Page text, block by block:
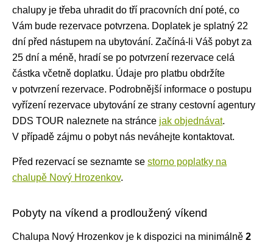
chalupy je třeba uhradit do tří pracovních dní poté, co
Vám bude rezervace potvrzena. Doplatek je splatný 22
dní před nástupem na ubytování. Začíná-li Váš pobyt za
25 dní a méně, hradí se po potvrzení rezervace celá
částka včetně doplatku. Údaje pro platbu obdržíte
v potvrzení rezervace. Podrobnější informace o postupu
vyřízení rezervace ubytování ze strany cestovní agentury
DDS TOUR naleznete na stránce jak objednávat.
V případě zájmu o pobyt nás neváhejte kontaktovat.
Před rezervací se seznamte se storno poplatky na
chalupě Nový Hrozenkov.
Pobyty na víkend a prodloužený víkend
Chalupa Nový Hrozenkov je k dispozici na minimálně 2